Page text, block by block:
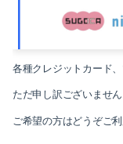
各種クレジットカード
ただ申し訳ございませ
ご希望の方はどうぞご